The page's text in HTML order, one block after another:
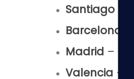
Santiago de
Barcelona
Madrid –
Valencia –